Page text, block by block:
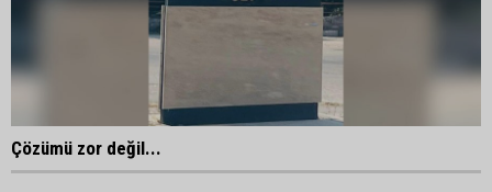
Çözümü zor değil...